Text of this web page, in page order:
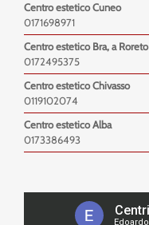
Centro estetico Cuneo
0171698971
Centro estetico Bra, a Roreto
0172495375
Centro estetico Chivasso
0119102074
Centro estetico Alba
0173386493